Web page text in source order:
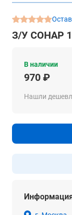
З/У СОНАР
В наличии
970 ₽
Нашли